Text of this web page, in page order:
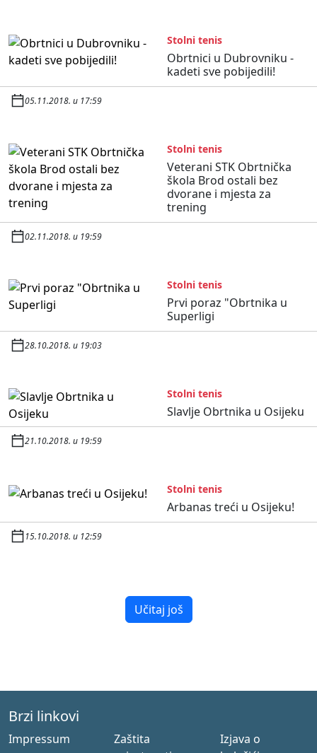
Stolni tenis
Obrtnici u Dubrovniku -
kadeti sve pobijedili!
05.11.2018. u 17:59
Stolni tenis
Veterani STK Obrtnička
škola Brod ostali bez
dvorane i mjesta za
trening
02.11.2018. u 19:59
Stolni tenis
Prvi poraz "Obrtnika u
Superligi
28.10.2018. u 19:03
Stolni tenis
Slavlje Obrtnika u Osijeku
21.10.2018. u 19:59
Stolni tenis
Arbanas treći u Osijeku!
15.10.2018. u 12:59
Učitaj još
Brzi linkovi
Impressum
Zaštita
Izjava o